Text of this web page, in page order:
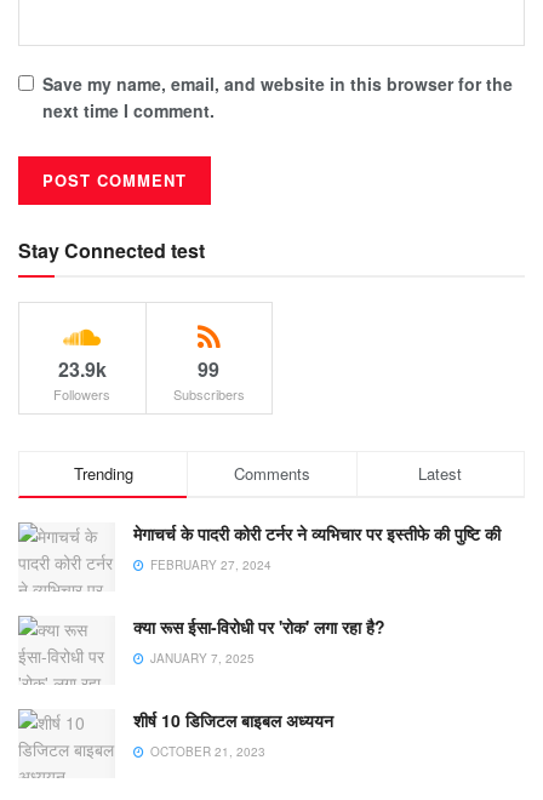
Save my name, email, and website in this browser for the
next time I comment.
Stay Connected test
23.9k
Followers
99
Subscribers
Trending Comments Latest
मेगाचर्च के पादरी कोरी टर्नर ने व्यभिचार पर इस्तीफे की पुष्टि की
FEBRUARY 27, 2024
क्या रूस ईसा-विरोधी पर 'रोक' लगा रहा है?
JANUARY 7, 2025
शीर्ष 10 डिजिटल बाइबल अध्ययन
OCTOBER 21, 2023